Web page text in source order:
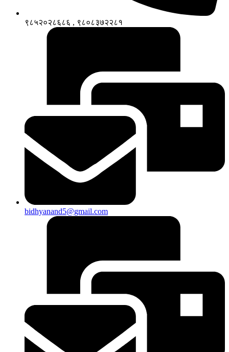
९८५२०२८६८६ , ९८०८३७२२८१
bidhyanand5@gmail.com